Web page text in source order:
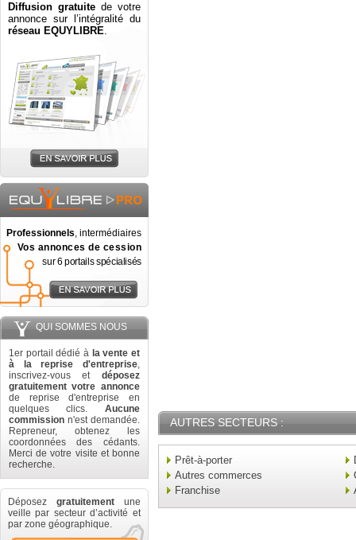
Diffusion gratuite de votre
annonce sur l’intégralité du
réseau EQUYLIBRE.
Professionnels, intermédiaires
Vos annonces de cession
sur 6 portails spécialisés
QUI SOMMES NOUS
1er portail dédié à la vente et
à la reprise d'entreprise,
inscrivez-vous et déposez
gratuitement votre annonce
de reprise d'entreprise en
quelques clics. Aucune
commission n'est demandée.
Repreneur, obtenez les
coordonnées des cédants.
Merci de votre visite et bonne
recherche.
Déposez gratuitement une
veille par secteur d’activité et
par zone géographique.
AUTRES SECTEURS :
Prêt-à-porter
Autres commerces
Franchise